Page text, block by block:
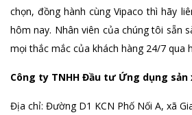
chọn, đồng hành cùng Vipaco thì hãy
hôm nay. Nhân viên của chúng tôi sẵn
mọi thắc mắc của khách hàng 24/7 qua
Công ty TNHH Đầu tư Ứng dụng sản
Địa chỉ: Đường D1 KCN Phố Nối A, xã